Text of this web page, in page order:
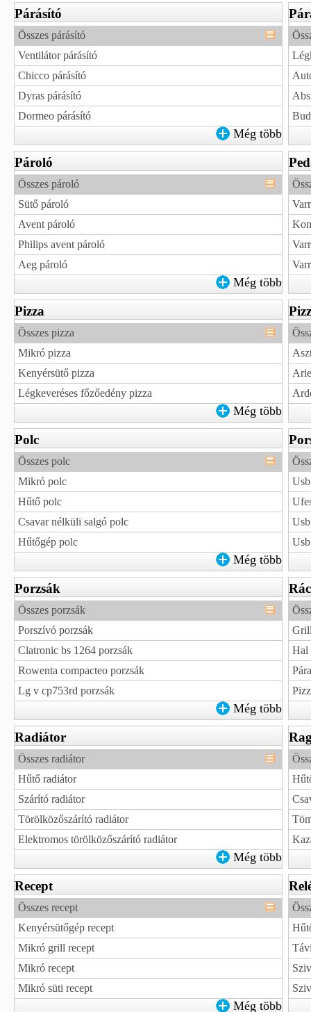
Párásító
Összes párásító
Ventilátor párásító
Chicco párásító
Dyras párásító
Dormeo párásító
Még több
Pároló
Összes pároló
Sütő pároló
Avent pároló
Philips avent pároló
Aeg pároló
Még több
Pizza
Összes pizza
Mikró pizza
Kenyérsütő pizza
Légkeveréses főzőedény pizza
Még több
Polc
Összes polc
Mikró polc
Hűtő polc
Csavar nélküli salgó polc
Hűtőgép polc
Még több
Porzsák
Összes porzsák
Porszívó porzsák
Clatronic bs 1264 porzsák
Rowenta compacteo porzsák
Lg v cp753rd porzsák
Még több
Hal
Radiátor
Összes radiátor
Hűtő radiátor
Szárító radiátor
Törölközőszárító radiátor
Elektromos törölközőszárító radiátor
Még több
Recept
Összes recept
Kenyérsütőgép recept
Mikró grill recept
Mikró recept
Mikró süti recept
Még több